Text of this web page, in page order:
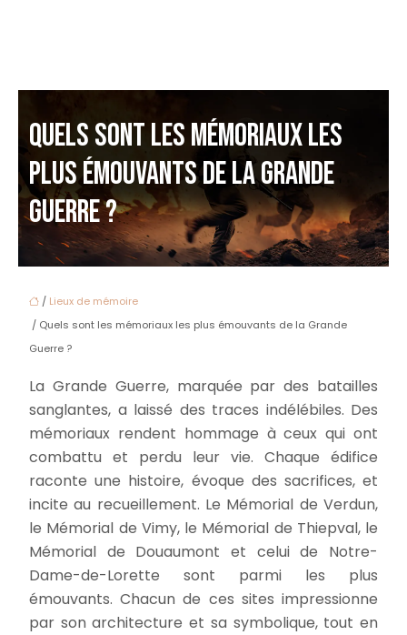
QUELS SONT LES MÉMORIAUX LES
PLUS ÉMOUVANTS DE LA GRANDE
GUERRE ?
/ Lieux de mémoire
/ Quels sont les mémoriaux les plus émouvants de la Grande
Guerre ?
La Grande Guerre, marquée par des batailles
sanglantes, a laissé des traces indélébiles. Des
mémoriaux rendent hommage à ceux qui ont
combattu et perdu leur vie. Chaque édifice
raconte une histoire, évoque des sacrifices, et
incite au recueillement. Le Mémorial de Verdun,
le Mémorial de Vimy, le Mémorial de Thiepval, le
Mémorial de Douaumont et celui de Notre-
Dame-de-Lorette sont parmi les plus
émouvants. Chacun de ces sites impressionne
par son architecture et sa symbolique, tout en